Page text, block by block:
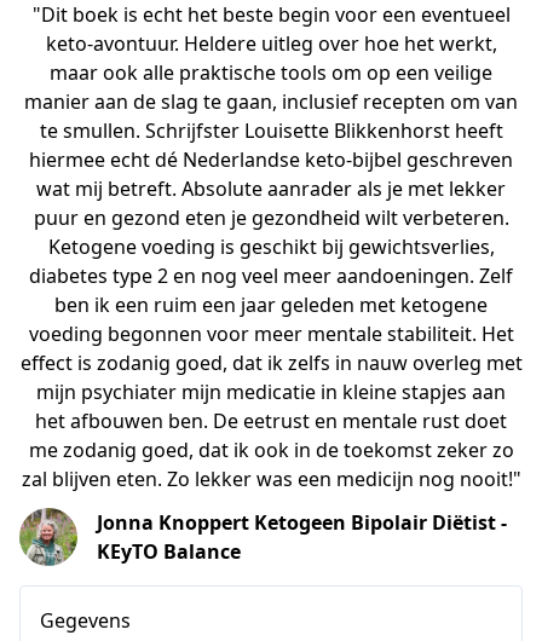
"Dit boek is echt het beste begin voor een eventueel
keto-avontuur. Heldere uitleg over hoe het werkt,
maar ook alle praktische tools om op een veilige
manier aan de slag te gaan, inclusief recepten om van
te smullen. Schrijfster Louisette Blikkenhorst heeft
hiermee echt dé Nederlandse keto-bijbel geschreven
wat mij betreft. Absolute aanrader als je met lekker
puur en gezond eten je gezondheid wilt verbeteren.
Ketogene voeding is geschikt bij gewichtsverlies,
diabetes type 2 en nog veel meer aandoeningen. Zelf
ben ik een ruim een jaar geleden met ketogene
voeding begonnen voor meer mentale stabiliteit. Het
effect is zodanig goed, dat ik zelfs in nauw overleg met
mijn psychiater mijn medicatie in kleine stapjes aan
het afbouwen ben. De eetrust en mentale rust doet
me zodanig goed, dat ik ook in de toekomst zeker zo
zal blijven eten. Zo lekker was een medicijn nog nooit!"
Jonna Knoppert Ketogeen Bipolair Diëtist -
KEyTO Balance
Gegevens